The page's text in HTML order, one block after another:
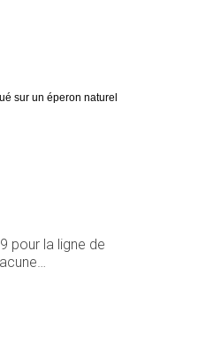
sur un éperon naturel
pour la ligne de